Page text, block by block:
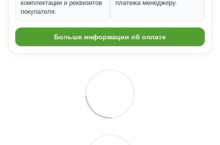
комплектации и реквизитов
покупателя.
платежа менеджеру.
Больше информации об оплате